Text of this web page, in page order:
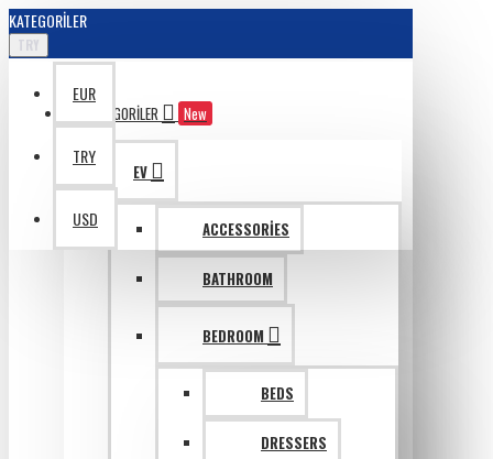
KATEGORILER
TRY
EUR
TRY
USD
KATAGORILER New
EV
ACCESSORIES
BATHROOM
BEDROOM
BEDS
DRESSERS